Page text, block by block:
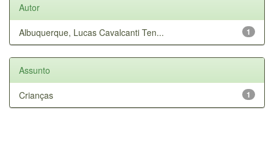
Autor
1
Albuquerque, Lucas Cavalcanti Ten...
Assunto
1
Crianças